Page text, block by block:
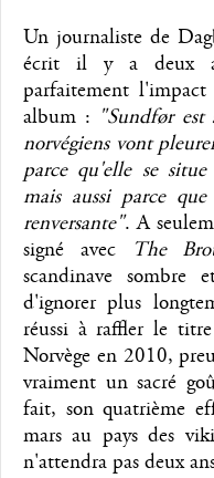
Un journaliste de
écrit il y a deux
parfaitement
album : "Sundfør est
norvégiens vont
parce qu'elle se
mais aussi parce
renversante". A
signé avec
The
scandinave sombre
d'ignorer plus
réussi à raffler le
Norvège en 2010,
vraiment un sacré
fait, son quatrième
mars au pays des
n'attendra pas deux